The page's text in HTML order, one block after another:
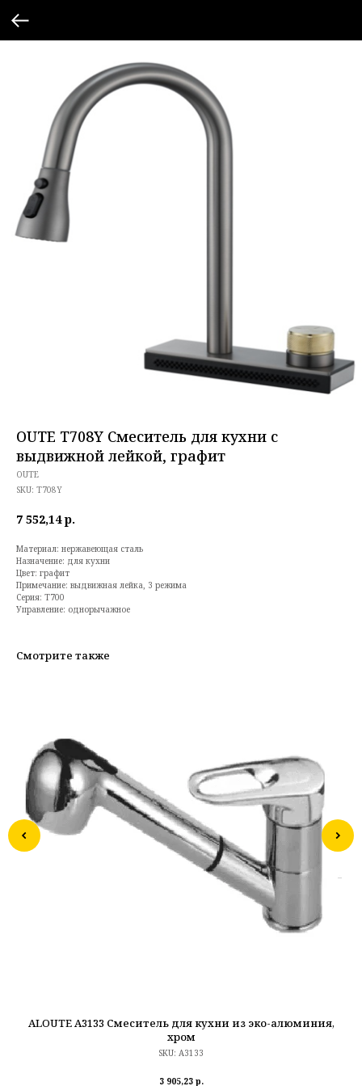
OUTE T708Y Смеситель для кухни с
выдвижной лейкой, графит
OUTE
SKU: T708Y
7 552,14 р.
Материал: нержавеющая сталь
Назначение: для кухни
Цвет: графит
Примечание: выдвижная лейка, 3 режима
Серия: T700
Управление: однорычажное
Смотрите также
ALOUTE A3133 Смеситель для кухни из эко-алюминия,
хром
SKU: A3133
3 905,23 р.